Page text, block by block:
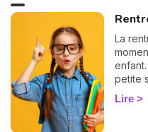
La
petite
pour
Lire